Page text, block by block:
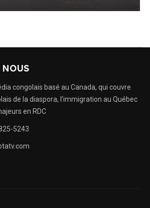
congolais basé au Canada, qui couvre
de la diaspora, l’immigration au Québec
en RDC
5243